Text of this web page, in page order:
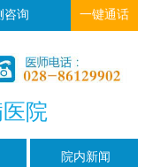
咨询 一键通话
院
院内新闻